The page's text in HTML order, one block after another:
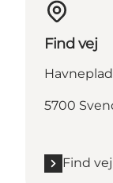
Find vej
5700
Find vej